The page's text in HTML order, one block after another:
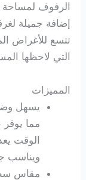
الرفوف لمساحة
إضافة جميلة
تتسع للأغراض
التي لاحظها
المميزات
يسهل
مما
الوقت
ويناسب